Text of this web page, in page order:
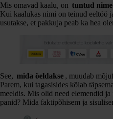
Mis omavad kaalu, on tuntud
Kui kaalukas nimi on teinud eeltöö
usutakse, et pakkuja peab ka hea
See, mida öeldakse , muudab
Parem, kui tagasisides kõlab
meeldis. Mis olid need elemendid
panid? Mida faktipõhisem ja